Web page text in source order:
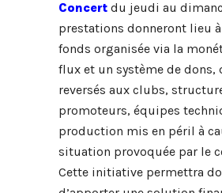
Concert du jeudi au
prestations donneront lieu
fonds organisée via la
flux et un système de dons,
reversés aux clubs,
promoteurs, équipes
production mis en péril à
situation provoquée par le
Cette initiative permettra